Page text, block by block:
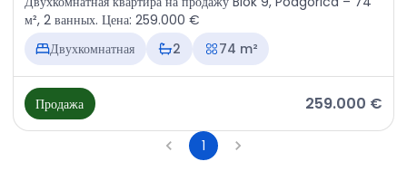
м², 2 ванных. Цена: 259.000 €
Двухкомнатная
2 74 m²
Продажа 259.000 €
1